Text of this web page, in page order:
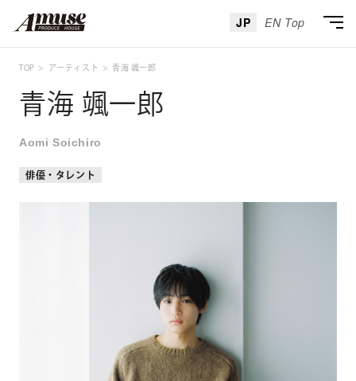
JP EN Top
TOP アーティスト 青海 颯一郎
青海 颯一郎
Aomi Soichiro
俳優・タレント